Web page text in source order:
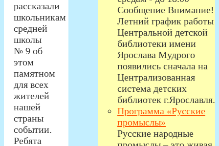
рассказали
школьникам
средней
школы
№ 9 об
этом
памятном
для всех
жителей
нашей
страны
событии.
Ребята
Сообщение Внимание!
Летний график работы
Центральной детской
библиотеки имени
Ярослава Мудрого
появились сначала на
Централизованная
система детских
библиотек г.Ярославля.
Программа «Русские
промыслы»
Русские народные